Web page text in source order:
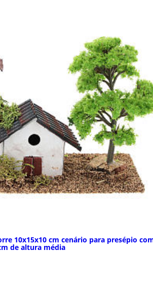
10x15x10 cm cenário para presépio
de altura média